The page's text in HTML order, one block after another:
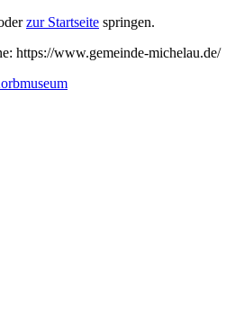
zur Startseite springen.
https://www.gemeinde-michelau.de/